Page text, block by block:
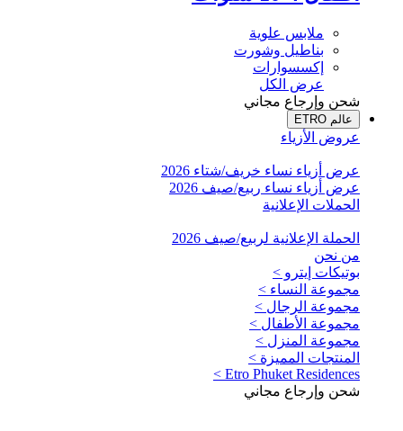
ملابس علوية
بناطيل وشورت
إكسسوارات
عرض الكل
شحن وإرجاع مجاني
عالم ETRO
عروض الأزياء
عرض أزياء نساء خريف/شتاء 2026
عرض أزياء نساء ربيع/صيف 2026
الحملات الإعلانية
الحملة الإعلانية لربيع/صيف 2026
من نحن
بوتيكات إيترو >
مجموعة النساء >
مجموعة الرجال >
مجموعة الأطفال >
مجموعة المنزل >
المنتجات المميزة >
Etro Phuket Residences >
شحن وإرجاع مجاني